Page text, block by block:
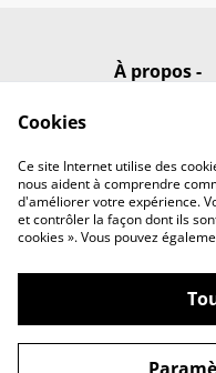
À propos -
©2026Eni Artwork
Cookies
Ce site Internet utilise des
nous aident à comprendre
d'améliorer votre expérience.
et contrôler la façon dont ils
cookies ». Vous pouvez